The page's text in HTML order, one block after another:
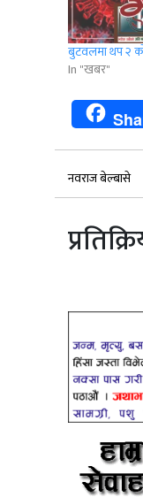
बुटवलमा थप २
In "खबर"
नवराज बेल्बासे